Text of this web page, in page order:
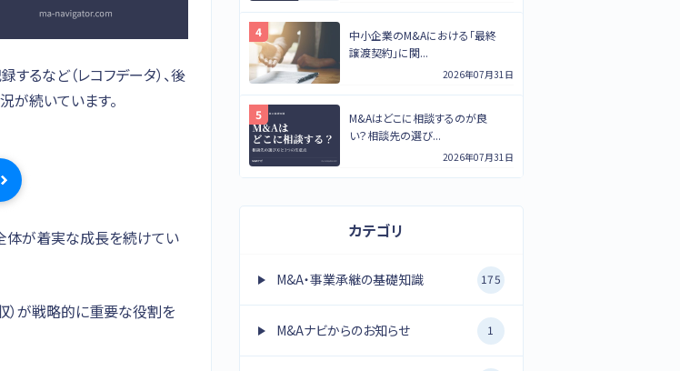
るなど（レコフデータ）、後
続いています。
体が着実な成長を続けてい
）が戦略的に重要な役割を
中小企業のM&Aにおける「最終
譲渡契約」に関...
2026年07月31日
M&Aはどこに相談するのが良
い？相談先の選び...
2026年07月31日
カテゴリ
M&A・事業承継の基礎知識 175
M&Aナビからのお知らせ 1